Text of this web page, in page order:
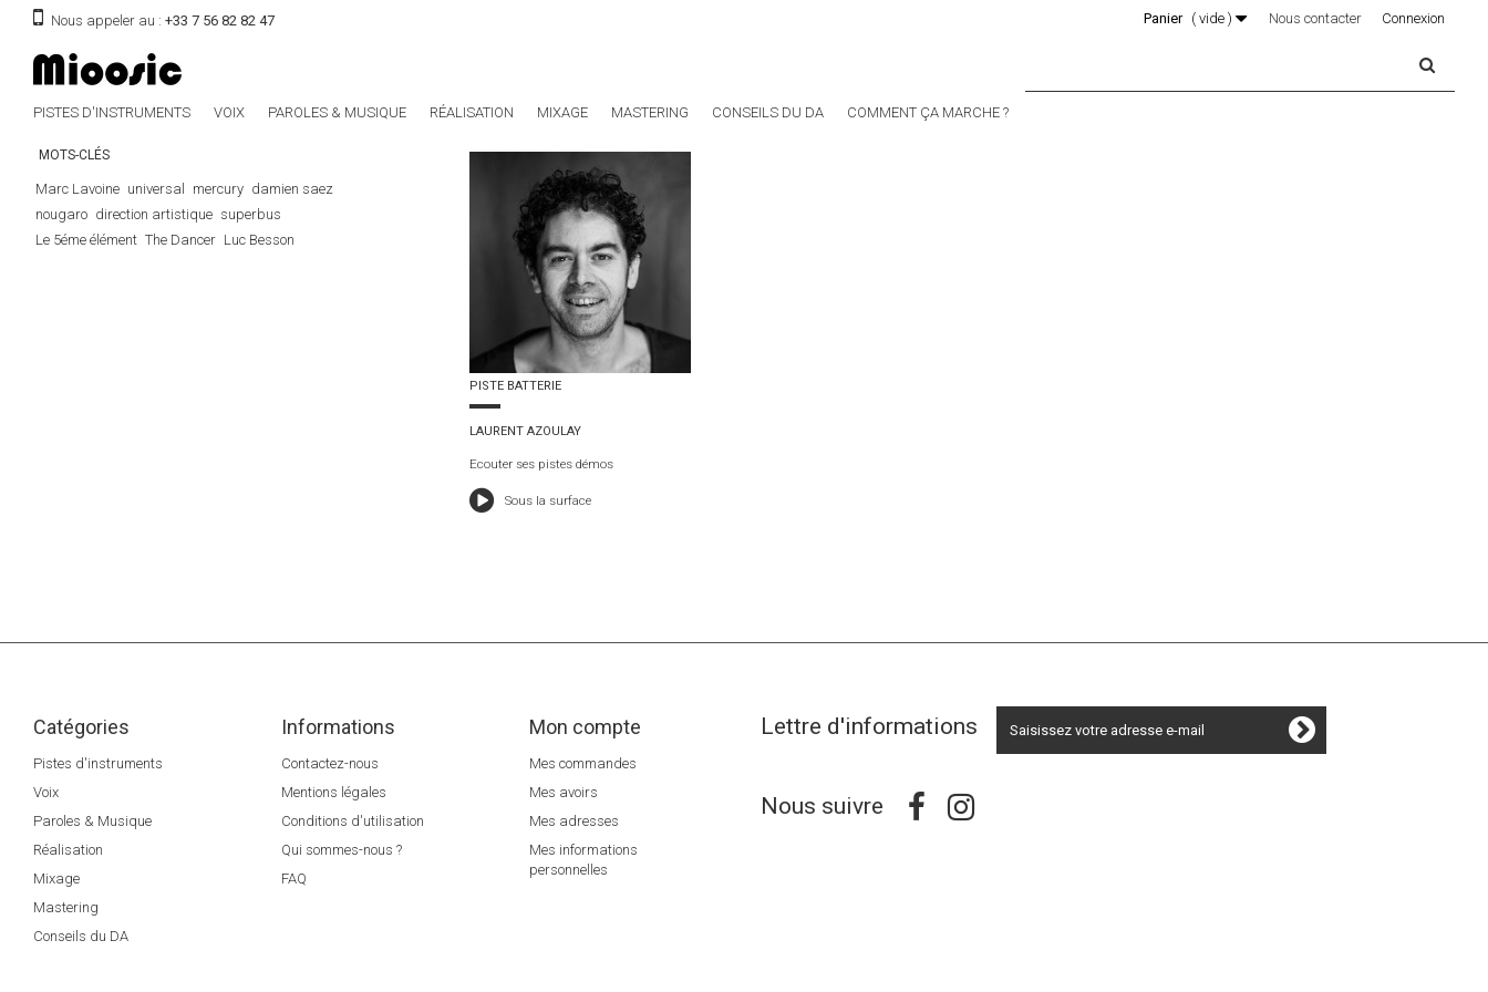
Connexion
Nous contacter
Nous appeler au : +33 7 56 82 82 47 Panier ( vide )
PISTES D'INSTRUMENTS VOIX PAROLES & MUSIQUE RÉALISATION MIXAGE MASTERING CONSEILS DU DA COMMENT ÇA MARCHE ?
MOTS-CLÉS
Marc Lavoine universal mercury damien saez
nougaro direction artistique superbus
Le 5éme élément The Dancer Luc Besson
PISTE BATTERIE
LAURENT AZOULAY
Ecouter ses pistes démos
Sous la surface
Catégories
Pistes d'instruments
Voix
Paroles & Musique
Réalisation
Mixage
Mastering
Conseils du DA
Informations
Contactez-nous
Mentions légales
Conditions d'utilisation
Qui sommes-nous ?
FAQ
Mon compte
Mes commandes
Mes avoirs
Mes adresses
Mes informations
personnelles
Lettre d'informations
Nous suivre